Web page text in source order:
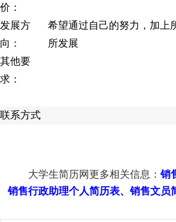
价：
发展方
向：
希望通过自己的努力，加上
所发展
其他要
求：
联系方式
大学生简历网更多相关信息：销
销售行政助理个人简历表、销售文员